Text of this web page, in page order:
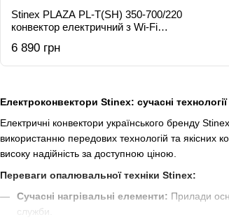
Електроконвектори Stinex: сучасні технології
Електричні конвектори українського бренду
використанню передових технологій та якісних
високу надійність за доступною ціною.
Переваги опалювальної техніки Stinex:
Сучасні нагрівальні елементи: Прилади
служби.
Stinex PLAZA PL-T(SH) 350-700/220
конвектор електричний з Wi-Fi
6 890 грн